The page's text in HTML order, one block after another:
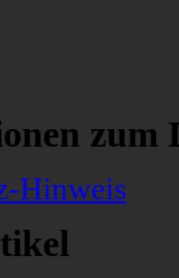
zum
Hinweis